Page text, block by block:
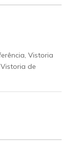
Vistoria
de